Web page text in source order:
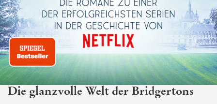
Die glanzvolle Welt der Bridgertons